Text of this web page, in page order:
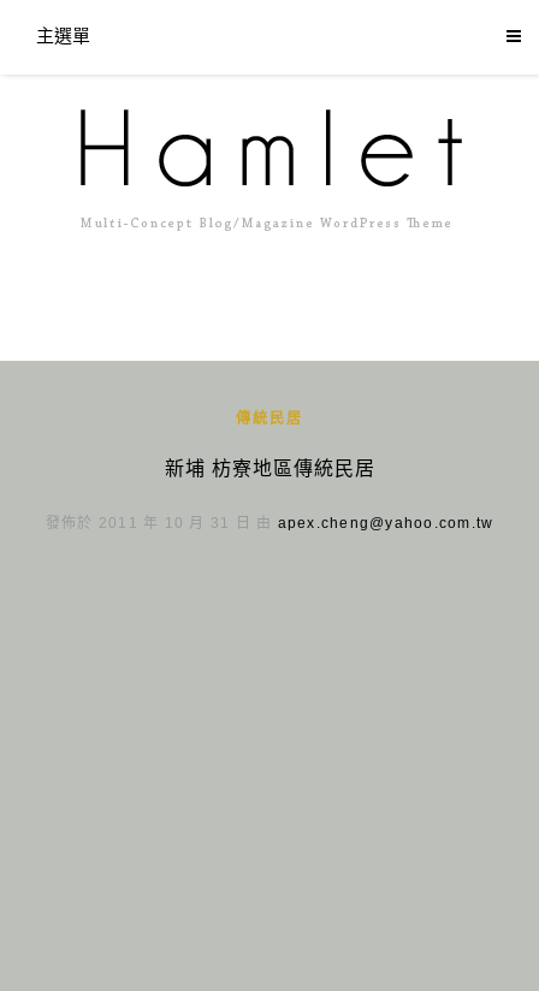
主選單
傳統民居
新埔 枋寮地區傳統民居
發佈於 2011 年 10 月 31 日 由 apex.cheng@yahoo.com.tw